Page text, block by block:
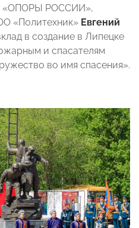
«ОПОРЫ РОССИИ»,
«Политехник» Евгений
в создание в Липецке
и спасателям
во имя спасения».